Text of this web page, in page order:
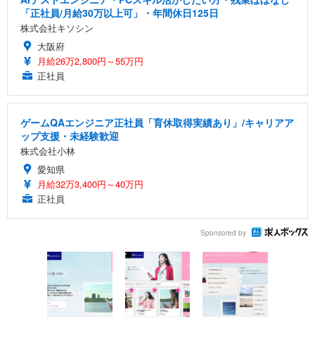
「正社員/月給30万以上可」・年間休日125日
株式会社キソシン
大阪府
月給26万2,800円～55万円
正社員
ゲームQAエンジニア正社員「育休取得実績あり」/キャリアア
ップ支援・未経験歓迎
株式会社小林
愛知県
月給32万3,400円～40万円
正社員
Sponsored by